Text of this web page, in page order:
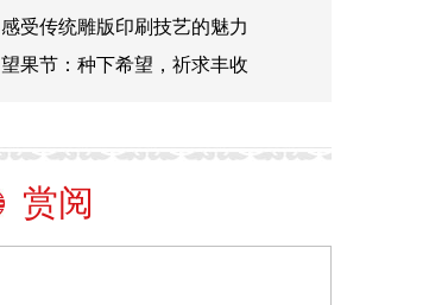
感受传统雕版印刷技艺的魅力
望果节：种下希望，祈求丰收
赏阅